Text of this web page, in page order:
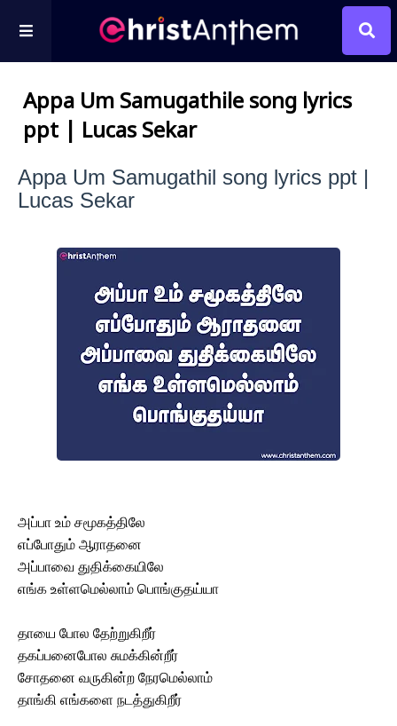
Appa Um Samugathile song lyrics
ppt | Lucas Sekar
Appa Um Samugathil song lyrics ppt |
Lucas Sekar
அப்பா உம் சமூகத்திலே
எப்போதும் ஆராதனை
அப்பாவை துதிக்கையிலே
எங்க உள்ளமெல்லாம் பொங்குதய்யா
தாயை போல தேற்றுகிறீர்
தகப்பனைபோல சுமக்கின்றீர்
சோதனை வருகின்ற நேரமெல்லாம்
தாங்கி எங்களை நடத்துகிறீர்